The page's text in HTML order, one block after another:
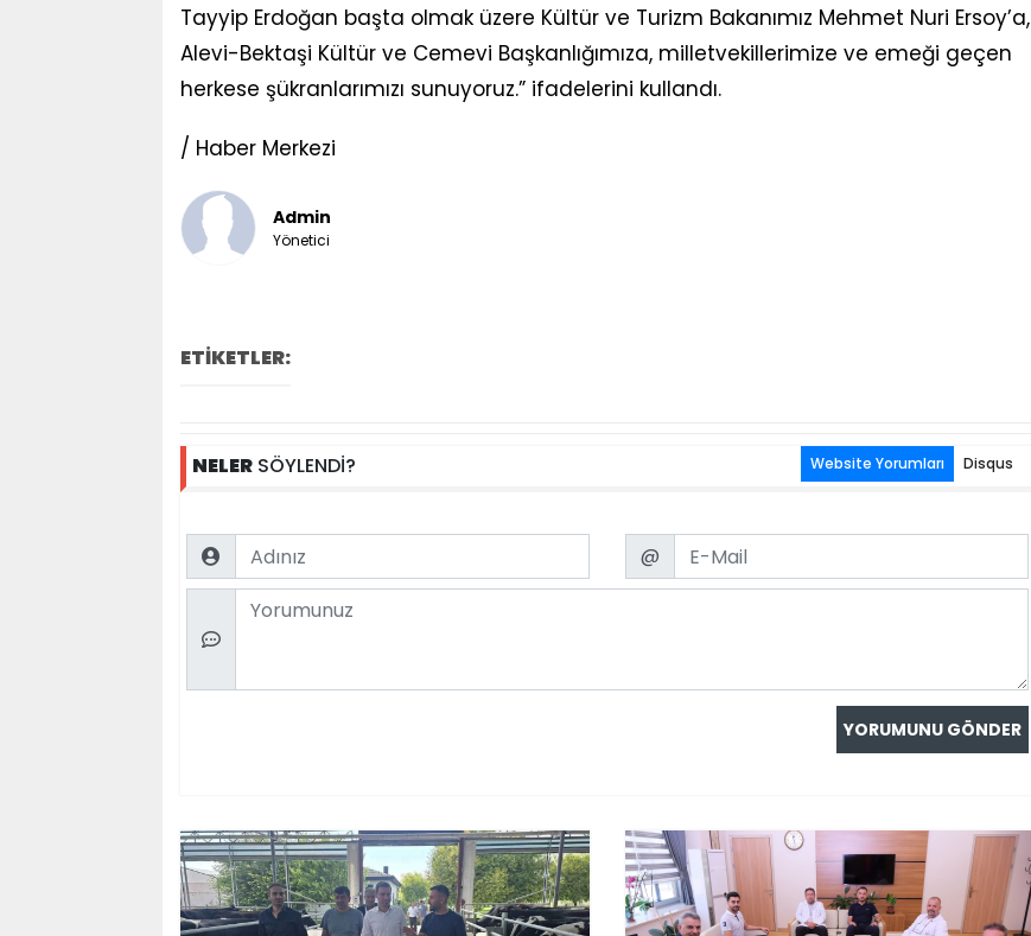
Tayyip Erdoğan başta olmak üzere Kültür ve Turizm Bakanımız Mehmet Nuri Ersoy’a,
Alevi-Bektaşi Kültür ve Cemevi Başkanlığımıza, milletvekillerimize ve emeği geçen
herkese şükranlarımızı sunuyoruz.” ifadelerini kullandı.
/ Haber Merkezi
Admin
Yönetici
ETİKETLER:
NELERSÖYLENDİ? Website Yorumları Disqus
Name Email
@
Comment